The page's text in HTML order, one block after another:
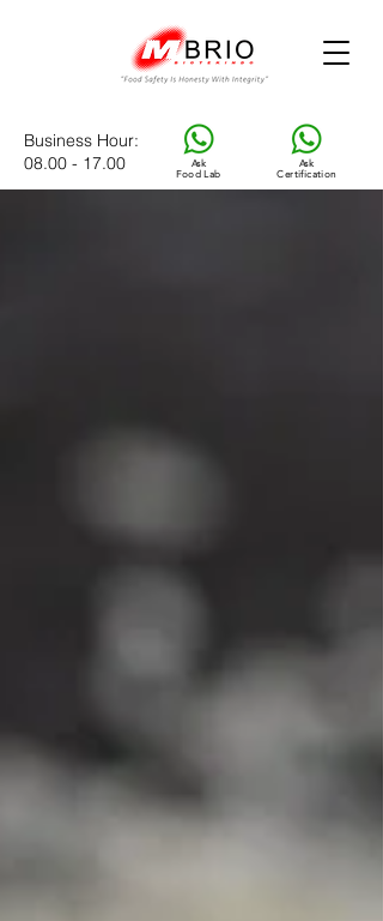
Ask
Food Lab
Ask
Certification
Business Hour:
08.00 - 17.00